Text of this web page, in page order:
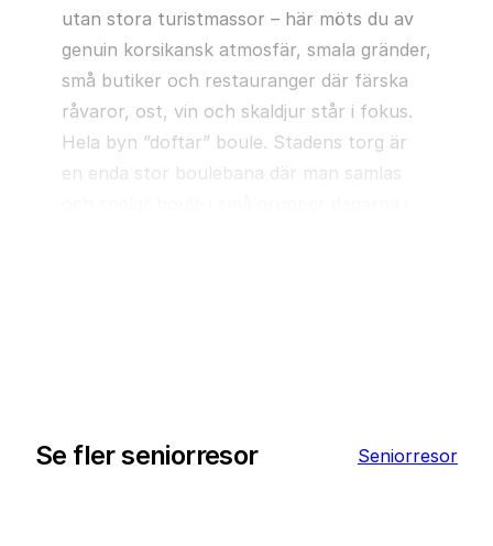
utan stora turistmassor – här möts du av
genuin korsikansk atmosfär, smala gränder,
små butiker och restauranger där färska
råvaror, ost, vin och skaldjur står i fokus.
Hela byn ”doftar” boule. Stadens torg är
en enda stor boulebana där man samlas
finns alltid nära för ett dopp efter dagens
Se fler seniorresor Seniorresor